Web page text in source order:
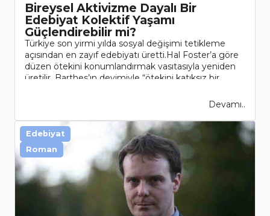
Bireysel Aktivizme Dayalı Bir
Edebiyat Kolektif Yaşamı
Güçlendirebilir mi?
Türkiye son yirmi yılda sosyal değişimi tetikleme
açısından en zayıf edebiyatı üretti.Hal Foster’a göre
düzen ötekini konumlandırmak vasıtasıyla yeniden
üretilir. Barthes’ın deyimiyle “ötekini katıksız bir
Devamı..
Edebiyat
Roman